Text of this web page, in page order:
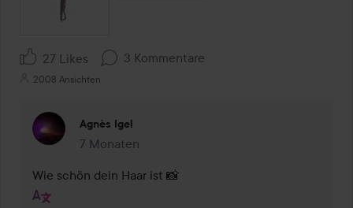
27 Likes 3 Kommentare
2008 Ansichten
Agnès Igel
7 Monaten
Kommentaren lades 7 Monaten
Wie schön dein Haar ist 📸